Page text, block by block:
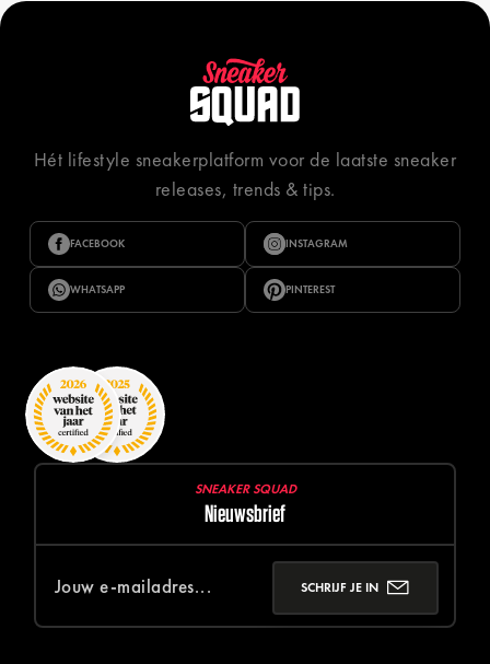
Hét lifestyle sneakerplatform voor de laatste sneaker
releases, trends & tips.
FACEBOOK INSTAGRAM
WHATSAPP PINTEREST
SNEAKER SQUAD
Nieuwsbrief
SCHRIJF JE IN